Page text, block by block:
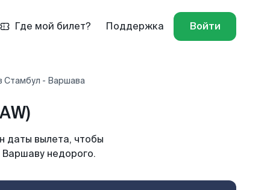
Где мой билет? Поддержка Войти
Стамбул - Варшава
даты вылета, чтобы
недорого.